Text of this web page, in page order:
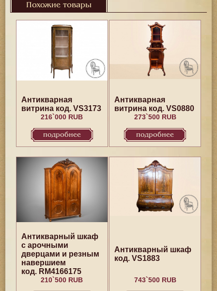
Похожие товары
Антикварная
витрина код. VS3173
216`000 RUB
подробнее
Антикварная
витрина код. VS0880
273`500 RUB
подробнее
Антикварный шкаф
с арочными
дверцами и резным
навершием
код. RM4166175
210`500 RUB
Антикварный шкаф
код. VS1883
743`500 RUB